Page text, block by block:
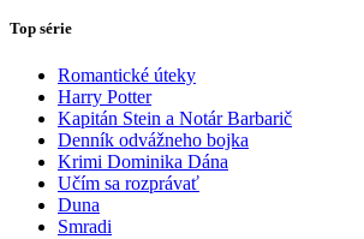
Top série
Romantické úteky
Harry Potter
Kapitán Stein a Notár Barbarič
Denník odvážneho bojka
Krimi Dominika Dána
Učím sa rozprávať
Duna
Smradi